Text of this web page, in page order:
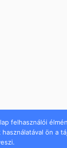
felhasználói
ön a